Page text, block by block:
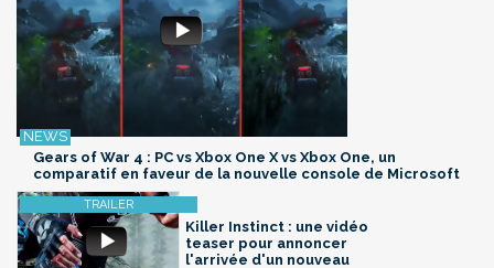
Gears of War 4 : PC vs Xbox One X vs Xbox One, un
comparatif en faveur de la nouvelle console de Microsoft
Killer Instinct : une vidéo
teaser pour annoncer
l'arrivée d'un nouveau